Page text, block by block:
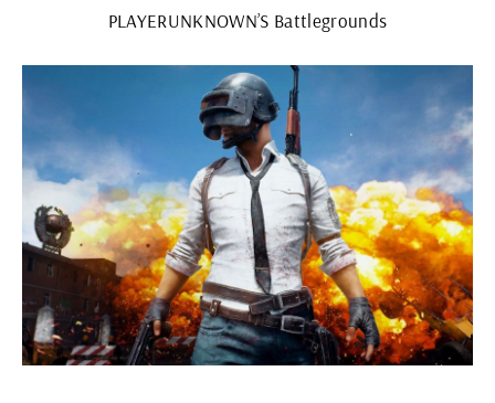
PLAYERUNKNOWN’S Battlegrounds